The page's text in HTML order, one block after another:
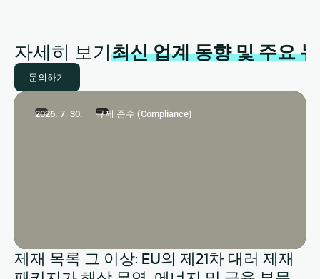
자세히 보기최신 업계 동향 및 주요
문의하기
2026. 7. 30. 규제 준수 (Compliance)
제재 목록 그 이상: EU의 제21차 대러 제재